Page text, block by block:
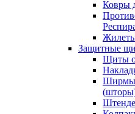
Ковры
Защитные
Щиты
Ширмы